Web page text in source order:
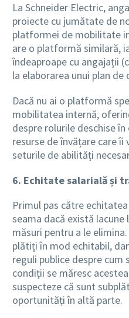
La Schneider Electric,
proiecte cu jumătate de
platformei de mobilitate
are o platformă similară,
îndeaproape cu angajații
la elaborarea unui plan de
Dacă nu ai o platformă
mobilitatea internă,
despre rolurile deschise
resurse de învățare care
seturile de abilități
6. Echitate salarială și
Primul pas către
seama dacă există lacune
măsuri pentru a le
plătiți în mod echitabil,
reguli publice despre cum
condiții se măresc
suspecteze că sunt
oportunități în altă parte.